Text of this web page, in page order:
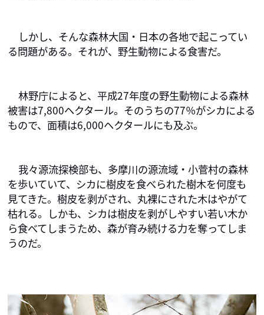
しかし、そんな森林大国・日本の各地で起こってい
る問題がある。それが、野生動物による食害だ。
林野庁によると、平成27年度の野生動物による森林
被害は7,800ヘクタール。そのうちの77％がシカによる
もので、面積は6,000ヘクタールにも及ぶ。
我々源流探検部も、多摩川の源流域・小菅村の森林
を歩いていて、シカに樹皮を食べられた樹木を何度も
見てきた。樹皮を剥がされ、丸裸にされた木はやがて
枯れる。しかも、シカは樹皮を剥がしやすい若い木か
ら食べてしまうため、森が育み続ける力を奪ってしま
うのだ。